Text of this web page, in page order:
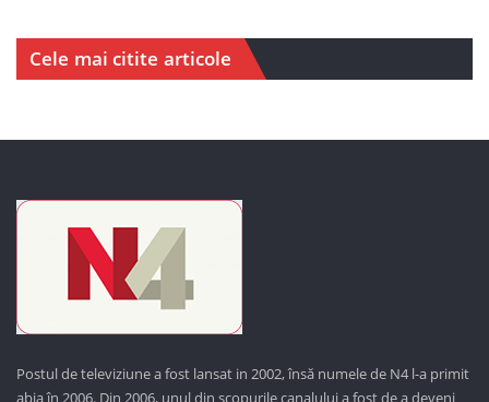
Cele mai citite articole
Postul de televiziune a fost lansat in 2002, însă numele de N4 l-a primit
abia în 2006. Din 2006, unul din scopurile canalului a fost de a deveni